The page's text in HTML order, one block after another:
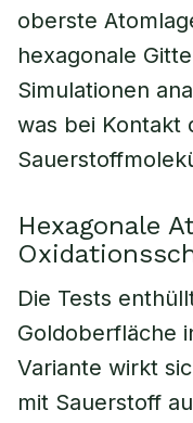
oberste
hexagonale
Simulationen
was bei Kontakt
Hexagonale
Die Tests
Goldoberfläche
Variante wirkt
mit Sauerstoff